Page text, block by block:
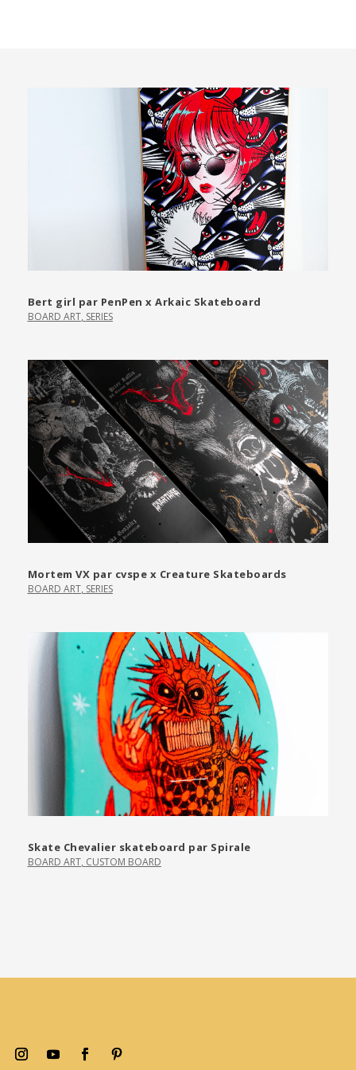
Bert girl par PenPen x Arkaic Skateboard
BOARD ART, SERIES
Mortem VX par cvspe x Creature Skateboards
BOARD ART, SERIES
Skate Chevalier skateboard par Spirale
BOARD ART, CUSTOM BOARD